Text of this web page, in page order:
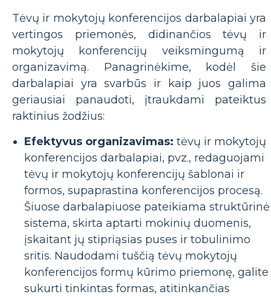
Tėvų ir mokytojų konferencijos darbalapiai yra
vertingos priemonės, didinančios tėvų ir
mokytojų konferencijų veiksmingumą ir
organizavimą. Panagrinėkime, kodėl šie
darbalapiai yra svarbūs ir kaip juos galima
geriausiai panaudoti, įtraukdami pateiktus
raktinius žodžius:
Efektyvus organizavimas: tėvų ir mokytojų
konferencijos darbalapiai, pvz., redaguojami
tėvų ir mokytojų konferencijų šablonai ir
formos, supaprastina konferencijos procesą.
Šiuose darbalapiuose pateikiama struktūrinė
sistema, skirta aptarti mokinių duomenis,
įskaitant jų stipriąsias puses ir tobulinimo
sritis. Naudodami tuščią tėvų mokytojų
konferencijos formų kūrimo priemonę, galite
sukurti tinkintas formas, atitinkančias